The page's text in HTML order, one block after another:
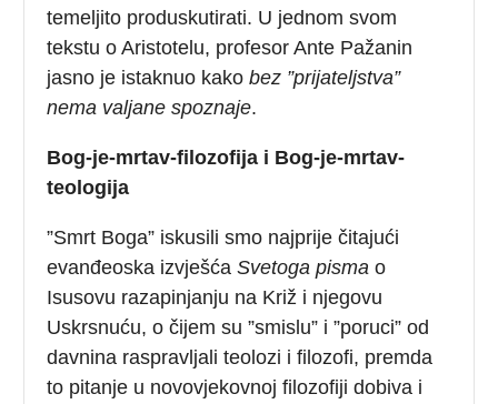
temeljito produskutirati. U jednom svom
tekstu o Aristotelu, profesor Ante Pažanin
jasno je istaknuo kakobez ”prijateljstva”
nema valjane spoznaje.
Bog-je-mrtav-filozofija i Bog-je-mrtav-
teologija
”Smrt Boga” iskusili smo najprije čitajući
evanđeoska izvješćaSvetoga pisma o
Isusovu razapinjanju na Križ i njegovu
Uskrsnuću, o čijem su ”smislu” i ”poruci” od
davnina raspravljali teolozi i filozofi, premda
to pitanje u novovjekovnoj filozofiji dobiva i